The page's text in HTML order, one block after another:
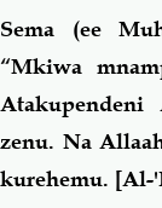
Sema (ee
“Mkiwa
zenu. Na
kurehemu. [Al-